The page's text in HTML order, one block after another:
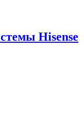
Hisense